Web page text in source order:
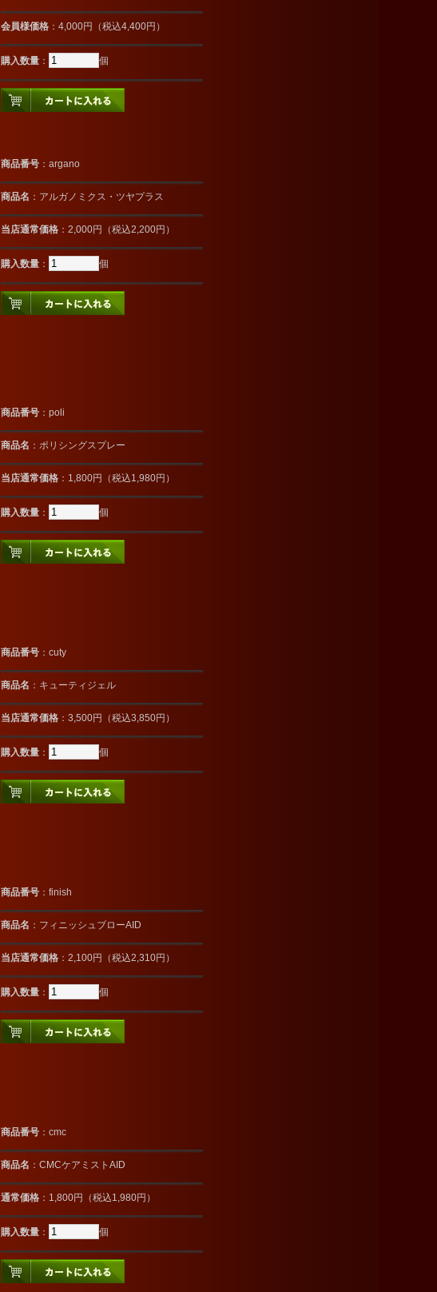
会員様価格 ：4,000円（税込4,400円）
購入数量 ： 個
商品番号 ：argano
商品名 ：アルガノミクス・ツヤプラス
当店通常価格 ：2,000円（税込2,200円）
購入数量 ： 個
商品番号 ：poli
商品名 ：ポリシングスプレー
当店通常価格 ：1,800円（税込1,980円）
購入数量 ： 個
商品番号 ：cuty
商品名 ：キューティジェル
当店通常価格 ：3,500円（税込3,850円）
購入数量 ： 個
商品番号 ：finish
商品名 ：フィニッシュブローAID
当店通常価格 ：2,100円（税込2,310円）
購入数量 ： 個
商品番号 ：cmc
商品名 ：CMCケアミストAID
通常価格 ：1,800円（税込1,980円）
購入数量 ： 個